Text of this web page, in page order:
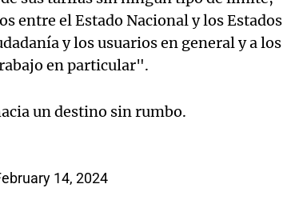
entre el Estado Nacional y los Estados
y los usuarios en general y a los
en particular".
un destino sin rumbo.
14, 2024